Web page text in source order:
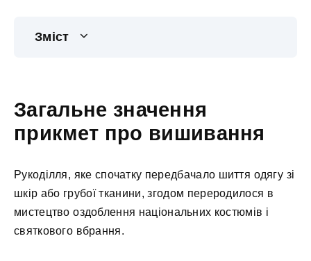
Зміст
Загальне значення
прикмет про вишивання
Рукоділля, яке спочатку передбачало шиття одягу зі
шкір або грубої тканини, згодом переродилося в
мистецтво оздоблення національних костюмів і
святкового вбрання.